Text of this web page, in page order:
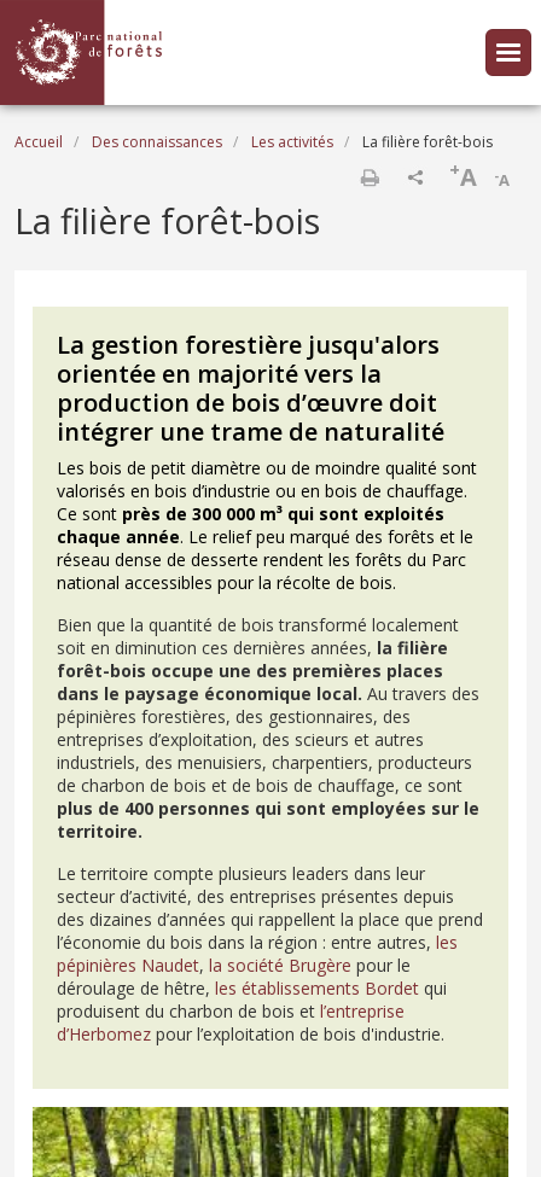
Fil d'Ariane
Accueil Des connaissances Les activités La filière forêt-bois
-A
+A
La filière forêt-bois
La gestion forestière jusqu'alors
orientée en majorité vers la
production de bois d’œuvre doit
intégrer une trame de naturalité
Les bois de petit diamètre ou de moindre qualité sont
valorisés en bois d’industrie ou en bois de chauffage.
Ce sont près de 300 000 m³ qui sont exploités
chaque année. Le relief peu marqué des forêts et le
réseau dense de desserte rendent les forêts du Parc
national accessibles pour la récolte de bois.
Bien que la quantité de bois transformé localement
soit en diminution ces dernières années, la filière
forêt-bois occupe une des premières places
dans le paysage économique local. Au travers des
pépinières forestières, des gestionnaires, des
entreprises d’exploitation, des scieurs et autres
industriels, des menuisiers, charpentiers, producteurs
de charbon de bois et de bois de chauffage, ce sont
plus de 400 personnes qui sont employées sur le
territoire.
Le territoire compte plusieurs leaders dans leur
secteur d’activité, des entreprises présentes depuis
des dizaines d’années qui rappellent la place que prend
l’économie du bois dans la région : entre autres, les
pépinières Naudet, la société Brugère pour le
déroulage de hêtre, les établissements Bordet qui
produisent du charbon de bois et l’entreprise
d’Herbomez pour l’exploitation de bois d'industrie.